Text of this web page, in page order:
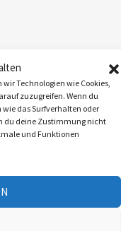
Technologien wie Cookies,
zuzugreifen. Wenn du
das Surfverhalten oder
du deine Zustimmung nicht
und Funktionen
1
5
10
6